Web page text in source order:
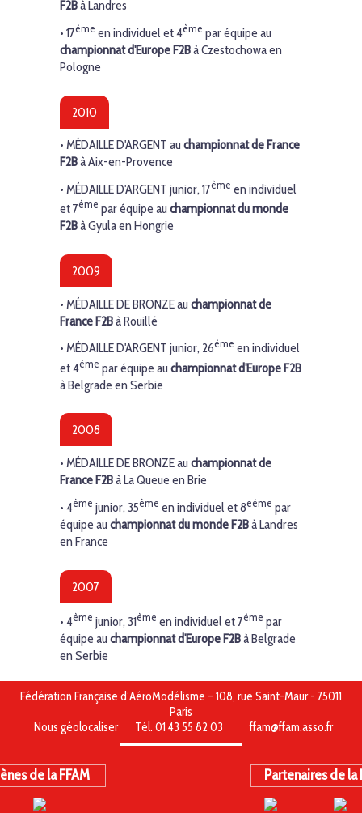
F2Bà Landres
• 17ème en individuel et 4ème par équipe au
championnat d'Europe F2Bà Czestochowa en
Pologne
2010
• MÉDAILLE D'ARGENT au championnat de France
F2Bà Aix-en-Provence
• MÉDAILLE D'ARGENT junior, 17ème en individuel
et 7ème par équipe au championnat du monde
F2Bà Gyula en Hongrie
2009
• MÉDAILLE DE BRONZEau championnat de
France F2Bà Rouillé
• MÉDAILLE D'ARGENT junior, 26ème en individuel
et 4ème par équipe au championnat d'Europe F2B
à Belgrade en Serbie
2008
• MÉDAILLE DE BRONZEau championnat de
France F2Bà La Queue en Brie
• 4ème junior, 35ème en individuel et 8eème par
équipe au championnat du monde F2Bà Landres
en France
2007
• 4ème junior, 31ème en individuel et 7ème par
équipe au championnat d'Europe F2Bà Belgrade
en Serbie
Fédération Française d’AéroModélisme – 108, rue Saint-Maur - 75011
Paris
Nous géolocaliser
Tél. 01 43 55 82 03 ffam@ffam.asso.fr
de la FFAM Partenaires de la